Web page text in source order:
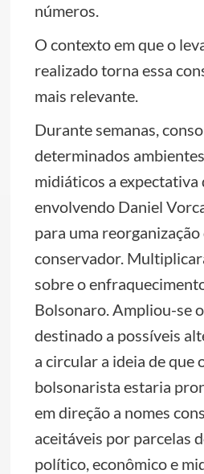
números.
O contexto em que o
realizado torna essa
mais relevante.
Durante semanas,
determinados
midiáticos a expectativa
envolvendo Daniel
para uma reorganização
conservador.
sobre o
Bolsonaro. Ampliou-se
destinado a possíveis
a circular a ideia de que
bolsonarista estaria
em direção a nomes
aceitáveis por parcelas
político, econômico e